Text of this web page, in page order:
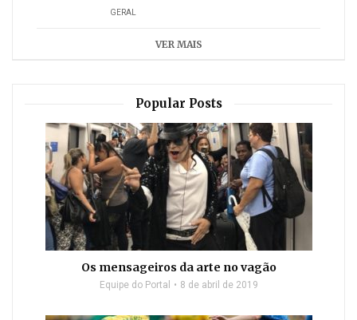
GERAL
VER MAIS
Popular Posts
Os mensageiros da arte no vagão
Equipe do Portal 8 de abril de 2019